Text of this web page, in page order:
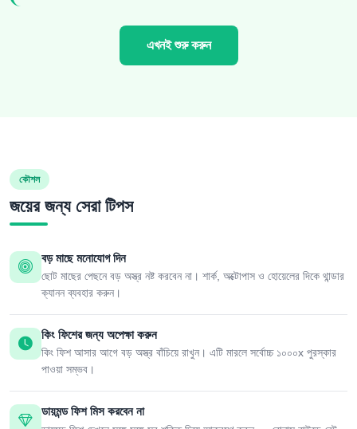
এখনই শুরু করুন
কৌশল
জয়ের জন্য সেরা টিপস
বড় মাছে মনোযোগ দিন
ছোট মাছের পেছনে বড় অস্ত্র নষ্ট করবেন না। শার্ক, অক্টোপাস ও হোয়েলের দিকে থান্ডার
ক্যানন ব্যবহার করুন।
কিং ফিশের জন্য অপেক্ষা করুন
কিং ফিশ আসার আগে বড় অস্ত্র বাঁচিয়ে রাখুন। এটি মারলে সর্বোচ্চ ১০০০x পুরস্কার
পাওয়া সম্ভব।
ডায়মন্ড ফিশ মিস করবেন না